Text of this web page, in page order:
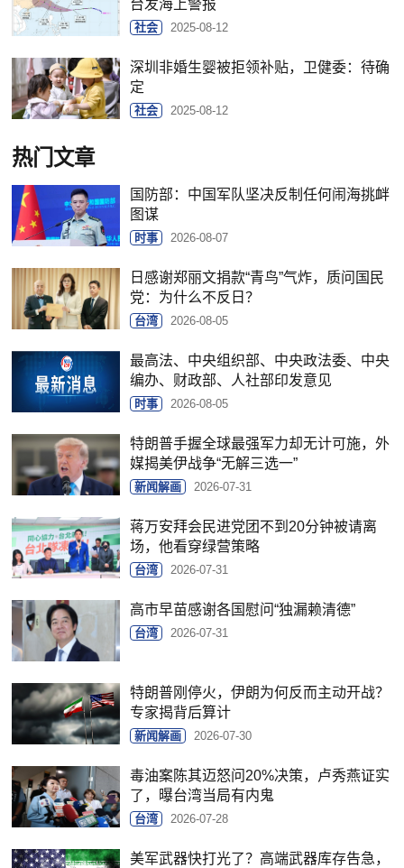
台发海上警报
社会 2025-08-12
深圳非婚生婴被拒领补贴，卫健委：待确
定
社会 2025-08-12
热门文章
国防部：中国军队坚决反制任何闹海挑衅
图谋
时事 2026-08-07
日感谢郑丽文捐款“青鸟”气炸，质问国民
党：为什么不反日？
台湾 2026-08-05
最高法、中央组织部、中央政法委、中央
编办、财政部、人社部印发意见
时事 2026-08-05
特朗普手握全球最强军力却无计可施，外
媒揭美伊战争“无解三选一”
新闻解画 2026-07-31
蒋万安拜会民进党团不到20分钟被请离
场，他看穿绿营策略
台湾 2026-07-31
高市早苗感谢各国慰问“独漏赖清德”
台湾 2026-07-31
特朗普刚停火，伊朗为何反而主动开战？
专家揭背后算计
新闻解画 2026-07-30
毒油案陈其迈怒问20%决策，卢秀燕证实
了，曝台湾当局有内鬼
台湾 2026-07-28
美军武器快打光了？高端武器库存告急，